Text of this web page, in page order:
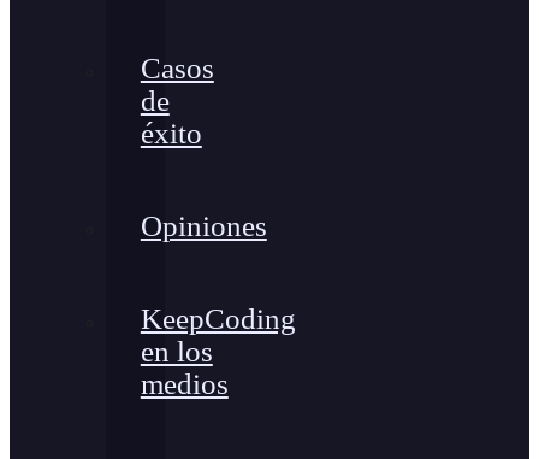
Casos
de
éxito
Opiniones
KeepCoding
en los
medios